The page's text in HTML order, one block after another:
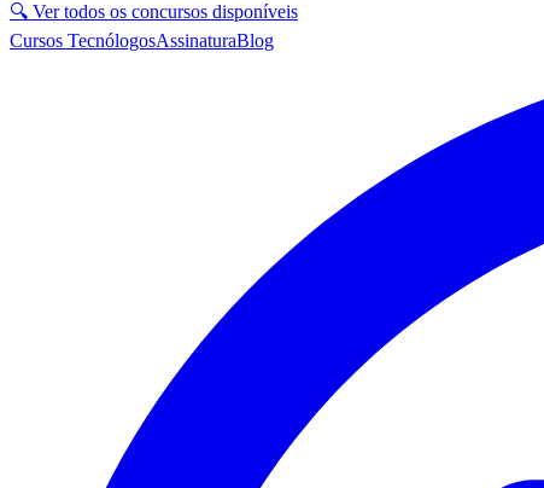
🔍 Ver todos os concursos disponíveis
Cursos TecnólogosAssinaturaBlog